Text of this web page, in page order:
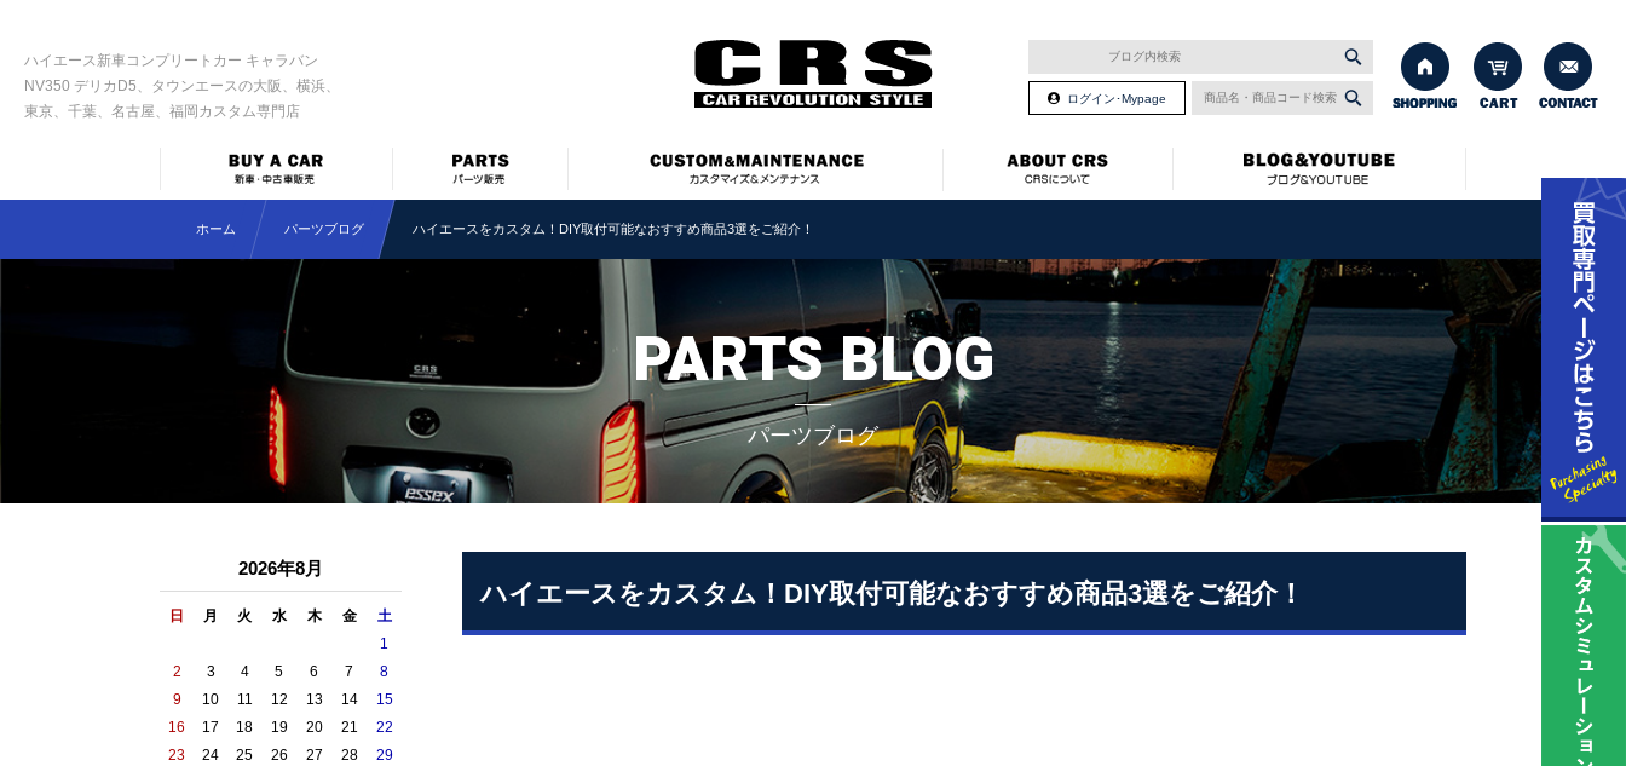
ハイエース新車コンプリートカー キャラバン
NV350 デリカD5、タウンエースの大阪、横浜、
東京、千葉、名古屋、福岡カスタム専門店
ログイン･Mypage
ホーム パーツブログ ハイエースをカスタム！DIY取付可能なおすすめ商品3選をご紹介！
PARTS BLOG
パーツブログ
ハイエースをカスタム！DIY取付可能なおすすめ商品3選をご紹介！
2026年8月
日 月 火 水 木 金 土
1
2
3 4 5 6 7
8
9
10 11 12 13 14
15
16
17 18 19 20 21
22
23
24 25 26 27 28
29